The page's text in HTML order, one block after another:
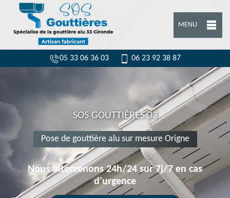
MENU
05 33 06 36 03 06 23 92 38 87
SOS GOUTTIÈRES 33
Pose de gouttière alu sur mesure Origne
Nous intervenons 24h/24 sur 7j/7 en cas
d'urgence